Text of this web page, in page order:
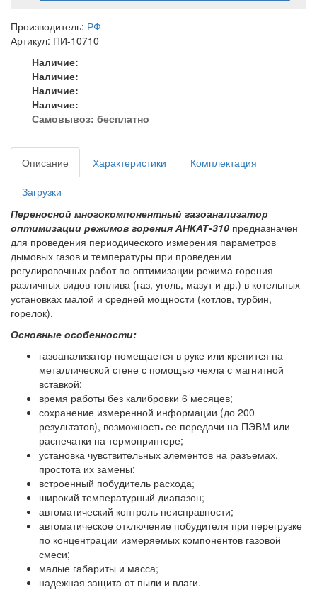
Производитель: РФ
Артикул: ПИ-10710
Наличие:
Наличие:
Наличие:
Наличие:
Самовывоз: бесплатно
Описание Характеристики Комплектация
Загрузки
Переносной многокомпонентный газоанализатор
оптимизации режимов горения АНКАТ-310 предназначен
для проведения периодического измерения параметров
дымовых газов и температуры при проведении
регулировочных работ по оптимизации режима горения
различных видов топлива (газ, уголь, мазут и др.) в котельных
установках малой и средней мощности (котлов, турбин,
горелок).
Основные особенности:
газоанализатор помещается в руке или крепится на
металлической стене с помощью чехла с магнитной
вставкой;
время работы без калибровки 6 месяцев;
сохранение измеренной информации (до 200
результатов), возможность ее передачи на ПЭВМ или
распечатки на термопринтере;
установка чувствительных элементов на разъемах,
простота их замены;
встроенный побудитель расхода;
широкий температурный диапазон;
автоматический контроль неисправности;
автоматическое отключение побудителя при перегрузке
по концентрации измеряемых компонентов газовой
смеси;
малые габариты и масса;
надежная защита от пыли и влаги.